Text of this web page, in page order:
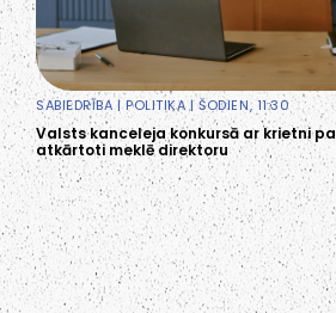
SABIEDRĪBA |POLITIKA| ŠODIEN, 11:30
Valsts kanceleja konkursā ar krietni
atkārtoti meklē direktoru